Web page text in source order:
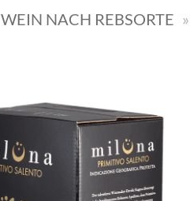
WEIN NACH REBSORTE »